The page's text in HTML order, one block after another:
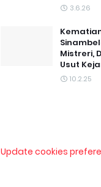
3.6.26
Mistreri,
Usut
10.2.25
Update cookies